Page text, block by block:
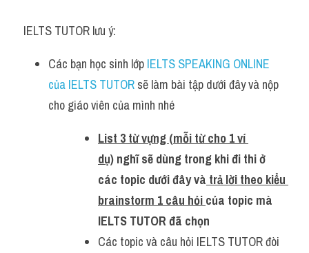
IELTS TUTOR lưu ý:
Các bạn học sinh lớp IELTS SPEAKING ONLINE
của IELTS TUTOR sẽ làm bài tập dưới đây và nộp
cho giáo viên của mình nhé
List 3 từ vựng (mỗi từ cho 1 ví
dụ) nghĩ sẽ dùng trong khi đi thi ở
các topic dưới đây và trả lời theo kiểu
brainstorm 1 câu hỏi của topic mà
IELTS TUTOR đã chọn
Các topic và câu hỏi IELTS TUTOR đòi